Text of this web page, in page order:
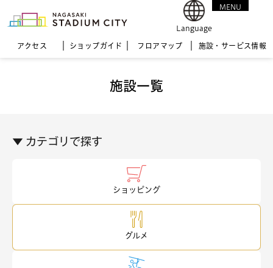
アクセス ショップガイド フロア マップ 施設・サービス情報
Language
MENU
施設一覧
▼ カテゴリで探す
ショッピング
グルメ